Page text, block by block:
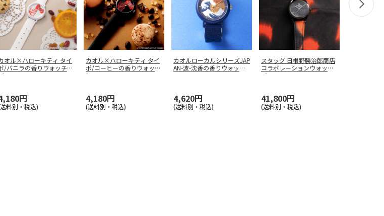
オル×ハローキティ タイ
/バニラの香りウォッチ
（KAO
円
料別・税込)
カオル×ハローキティ タイ
ポ/コーヒーの香りウォッチ
(KA
4,180円
(送料別・税込)
カオルローカルシリーズJAP
AN-波-沈香の香りウォッチ(
4,620円
(送料別・税込)
スタッグ 日根野勝治郎商店
コラボレーションウォッチ
ブラッ
41,800円
(送料別・税込)